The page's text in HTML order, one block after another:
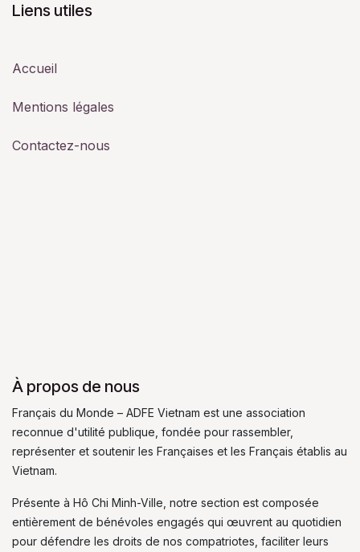
Liens utiles
Accueil
Mentions légales
Contactez-nous
À propos de nous
Français du Monde – ADFE Vietnam est une association
reconnue d'utilité publique, fondée pour rassembler,
représenter et soutenir les Françaises et les Français établis au
Vietnam.
Présente à Hô Chi Minh-Ville, notre section est composée
entièrement de bénévoles engagés qui œuvrent au quotidien
pour défendre les droits de nos compatriotes, faciliter leurs